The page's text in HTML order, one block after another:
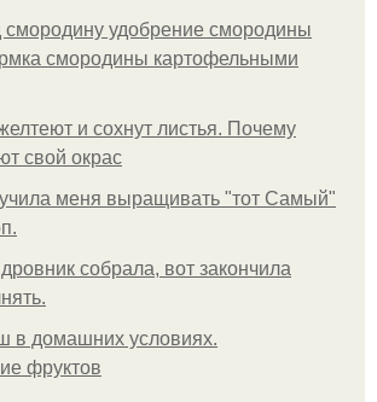
смородину удобрение смородины
смородины картофельными
и сохнут листья. Почему
свой окрас
меня выращивать "тот Самый"
собрала, вот закончила
в домашних условиях.
фруктов